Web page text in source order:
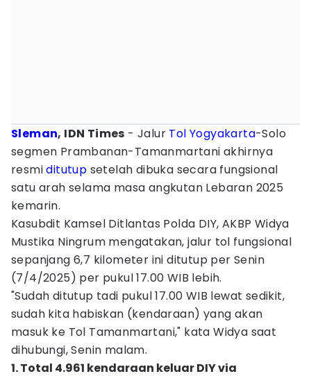
Sleman, IDN Times - Jalur Tol Yogyakarta-Solo
segmen Prambanan-Tamanmartani akhirnya
resmiditutup setelah dibuka secara fungsional
satu arah selama masa angkutan Lebaran 2025
kemarin.
Kasubdit Kamsel Ditlantas Polda DIY, AKBP Widya
Mustika Ningrum mengatakan, jalur tol fungsional
sepanjang 6,7 kilometer ini ditutup per Senin
(7/4/2025) per pukul 17.00 WIB lebih.
"Sudah ditutup tadi pukul 17.00 WIB lewat sedikit,
sudah kita habiskan (kendaraan) yang akan
masuk ke Tol Tamanmartani," kata Widya saat
dihubungi, Senin malam.
1. Total 4.961 kendaraan keluar DIY via